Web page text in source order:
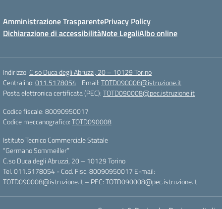
Amministrazione TrasparentePrivacy Policy
Dichiarazione di accessibilitàNote LegaliAlbo online
Indirizzo: C.so Duca degli Abruzzi, 20 – 10129 Torino
Centralino:011.5178054 Email:TOTD090008@istruzione.it
Posta elettronica certificata (PEC):TOTD090008@pec.istruzione.it
Codice fiscale: 80090950017
Codice meccanografico:TOTD090008
Istituto Tecnico Commerciale Statale
“Germano Sommeiller”
C.so Duca degli Abruzzi, 20 – 10129 Torino
Tel. 011.5178054 - Cod. Fisc. 80090950017 E-mail:
TOTD090008@istruzione.it – PEC: TOTD090008@pec.istruzione.it